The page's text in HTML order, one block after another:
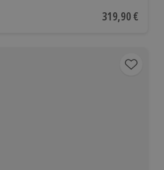
Aktueller Preis
319,90 €